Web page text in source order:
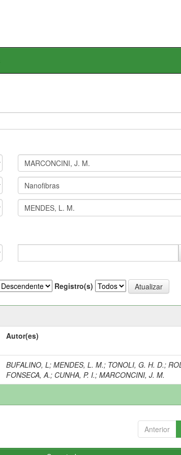
Registro(s)
Autor(es)
BUFALINO, L;MENDES, L. M.; TONOLI, G. H. D.;
FONSECA, A.; CUNHA, P. I.;MARCONCINI, J. M.
Anterior